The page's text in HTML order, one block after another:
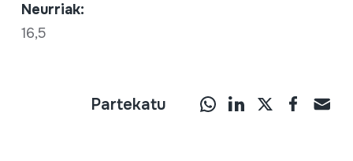
Neurriak:
16,5
Partekatu